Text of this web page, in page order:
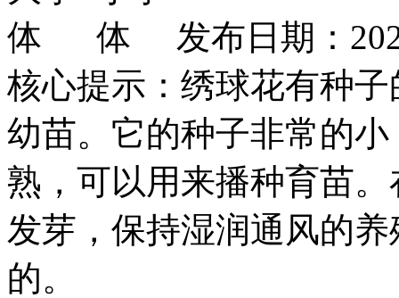
发布日期：
核心提示：绣球花有种
幼苗。它的种子非常的
熟，可以用来播种育苗
发芽，保持湿润通风的
的。